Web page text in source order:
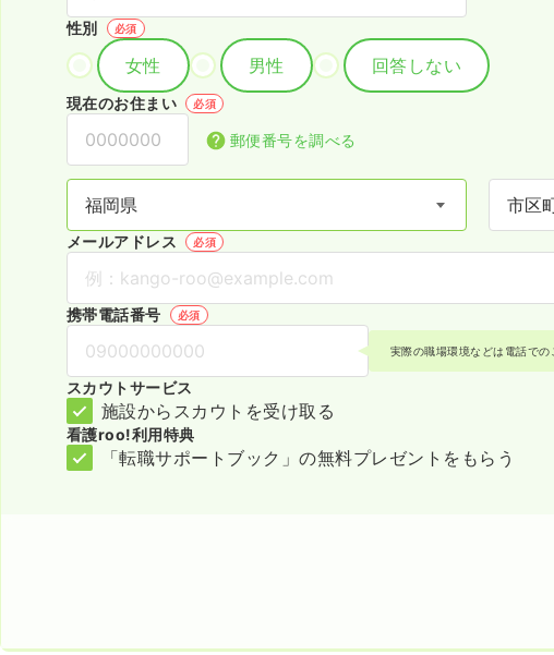
性別 必須
女性 男性 回答しない
現在のお住まい 必須
郵便番号を調べる
メールアドレス 必須
携帯電話番号 必須
実際の職場環境などは電話での
スカウトサービス
施設からスカウトを受け取る
看護roo!利用特典
「転職サポートブック」の無料プレゼントをもらう